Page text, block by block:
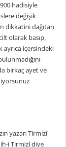
hadisiyle
değişik
dikkatini dağıtan
olarak basıp,
ayrıca içersindeki
birkaç ayet ve
yazarı Tirmizî
i Tirmizî diye